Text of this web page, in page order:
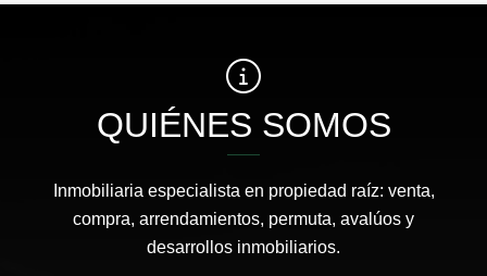
QUIÉNES SOMOS
Inmobiliaria especialista en propiedad raíz: venta,
compra, arrendamientos, permuta, avalúos y
desarrollos inmobiliarios.